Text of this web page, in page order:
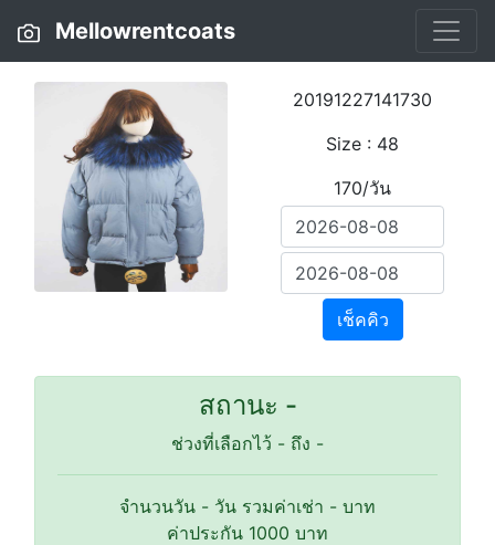
Mellowrentcoats
20191227141730
Size : 48
170/วัน
เช็คคิว
สถานะ -
ช่วงที่เลือกไว้ - ถึง -
จำนวนวัน - วัน รวมค่าเช่า - บาท
ค่าประกัน 1000 บาท